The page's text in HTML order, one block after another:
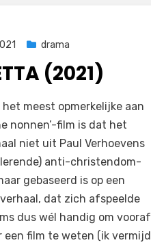
drama
(2021)
het meest opmerkelijke aan
nonnen’-film is dat het
niet uit Paul Verhoevens
anti-christendom-
gebaseerd is op een
dat zich afspeelde
dus wél handig om vooraf
een film te weten (ik vermijd